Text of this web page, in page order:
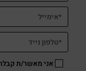
אני מאשר/ת